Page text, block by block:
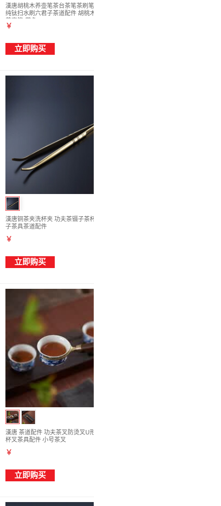
漢唐胡桃木养壶笔茶台茶笔茶刷笔刷中式家用
纯钛扫水刷六君子茶道配件 胡桃木竹节纯钛
￥
立即购买
漢唐铜茶夹洗杯夹 功夫茶镊子茶杯夹 铜茶夹
子茶具茶道配件
￥
立即购买
漢唐 茶道配件 功夫茶叉防烫叉U形茶夹实木
杯叉茶具配件 小号茶叉
￥
立即购买